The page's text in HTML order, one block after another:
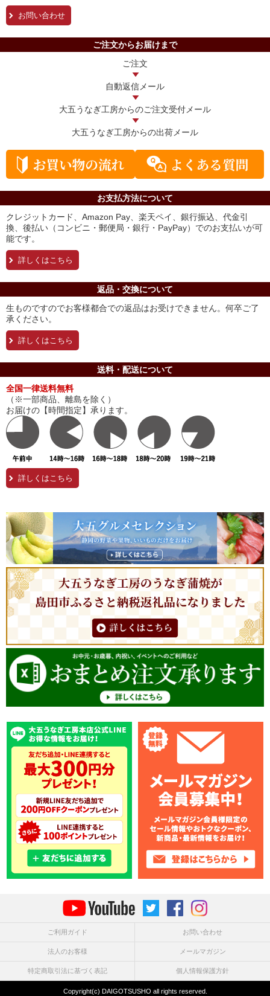
お問い合わせ
ご注文からお届けまで
ご注文
自動返信メール
大五うなぎ工房からのご注文受付メール
大五うなぎ工房からの出荷メール
お支払方法について
クレジットカード、Amazon Pay、楽天ペイ、銀行振込、代金引
換、後払い（コンビニ・郵便局・銀行・PayPay）でのお支払いが可
能です。
詳しくはこちら
返品・交換について
生ものですのでお客様都合での返品はお受けできません。何卒ご了
承ください。
詳しくはこちら
送料・配送について
全国一律送料無料
（※一部商品、離島を除く）
お届けの【時間指定】承ります。
詳しくはこちら
ご利用ガイド お問い合わせ
法人のお客様 メールマガジン
特定商取引法に基づく表記 個人情報保護方針
Copyright(c) DAIGOTSUSHO all rights reserved.